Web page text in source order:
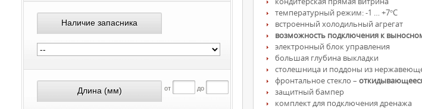
температурный режим: -1 … +7°С
встроенный холодильный агрегат
возможность подключения к
электронный блок управления
большая глубина выкладки
столешница и поддоны из
фронтальное стекло –
защитный бампер
комплект для подключения дренажа
Наличие запасника
Длина (мм) от до